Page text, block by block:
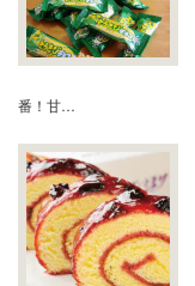
番！甘…